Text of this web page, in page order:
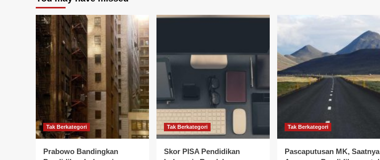
Tak Berkategori
Prabowo Bandingkan
Tak Berkategori
Skor PISA Pendidikan
Tak Berkategori
Pascaputusan MK, Saatnya